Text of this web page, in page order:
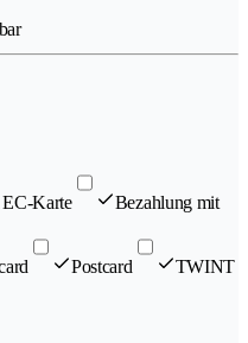
Karte Bezahlung mit
Postcard TWINT